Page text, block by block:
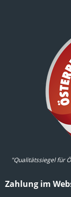
"Qualitätssiegel für
Zahlung im